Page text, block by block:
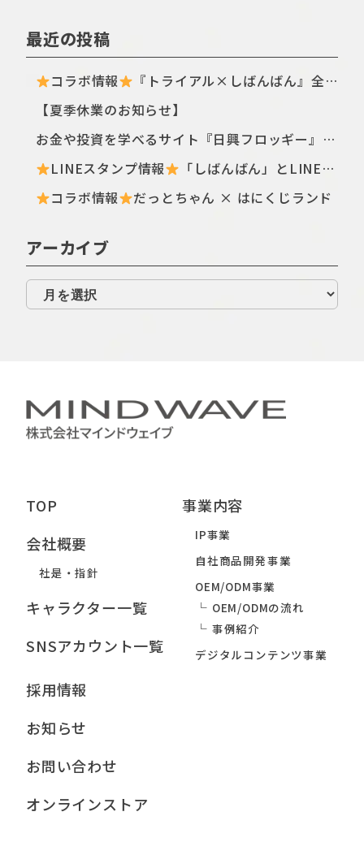
最近の投稿
コラボ情報
『トライアル×しばんばん』全国のトライアル店舗・ECサイトにてTシャツ新シリーズが登場〈ฅ `ᴥ´ ฅ〉
【夏季休業のお知らせ】
お金や投資を学べるサイト『日興フロッギー』にてTomo.Nがぴよこ豆のイラストを描き下ろしました
LINEスタンプ情報
「しばんばん」とLINEオープンチャットがコラボしたスタンプが初登場！
コラボ情報
だっとちゃん × はにくじランド
アーカイブ
TOP
会社概要
社是・指針
キャラクター一覧
SNSアカウント一覧
事業内容
IP事業
自社商品開発事業
OEM/ODM事業
OEM/ODMの流れ
事例紹介
デジタルコンテンツ事業
採用情報
お知らせ
お問い合わせ
オンラインストア